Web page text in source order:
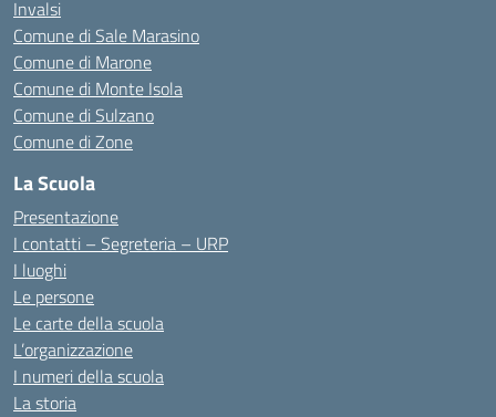
Invalsi
Comune di Sale Marasino
Comune di Marone
Comune di Monte Isola
Comune di Sulzano
Comune di Zone
La Scuola
Presentazione
I contatti – Segreteria – URP
I luoghi
Le persone
Le carte della scuola
L’organizzazione
I numeri della scuola
La storia